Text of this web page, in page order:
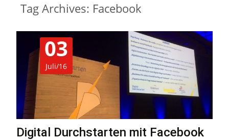
Tag Archives: Facebook
03
Juli/16
Digital Durchstarten mit Facebook